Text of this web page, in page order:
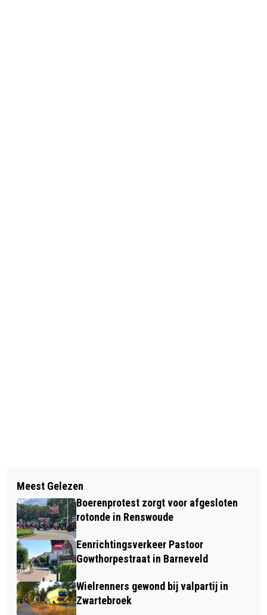
WILMA PANNEMAN INTERIM-
BESTUURDER HUISARTSEN GELDERSE
VALLEI
TRAUMAHELIKOPTER INZET VOOR
FIETSONGEVAL OP DE HELWEG IN DE
GLIND
Meest Gelezen
Boerenprotest zorgt voor afgesloten
rotonde in Renswoude
Eenrichtingsverkeer Pastoor
Gowthorpestraat in Barneveld
Wielrenners gewond bij valpartij in
Zwartebroek